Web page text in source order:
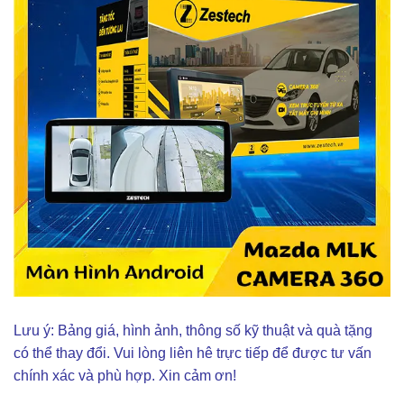
Lưu ý: Bảng giá, hình ảnh, thông số kỹ thuật và quà tặng
có thể thay đổi. Vui lòng liên hê trực tiếp để được tư vấn
chính xác và phù hợp. Xin cảm ơn!